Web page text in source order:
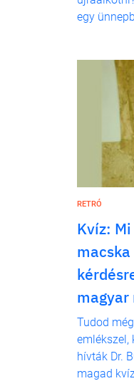
egy
RETRÓ
Kvíz:
magyar
Tudod
emlékszel,
hívták Dr.
magad